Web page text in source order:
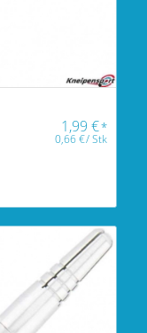
1,99€*
0,66€/Stk